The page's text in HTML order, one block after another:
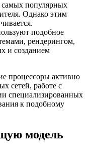
самых популярных
Однако этим
подобное
рендерингом,
и созданием
процессоры активно
сетей, работе с
специализированных
к подобному
модель